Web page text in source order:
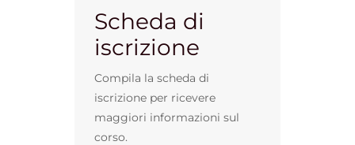
Scheda di
iscrizione
Compila la scheda di
iscrizione per ricevere
maggiori informazioni sul
corso.